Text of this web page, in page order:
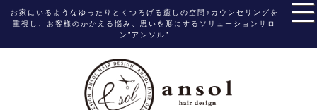
お家にいるようなゆったりとくつろげる癒しの空間♪カウンセリングを
重視し、お客様のかかえる悩み、思いを形にするソリューションサロ
ン”アンソル”